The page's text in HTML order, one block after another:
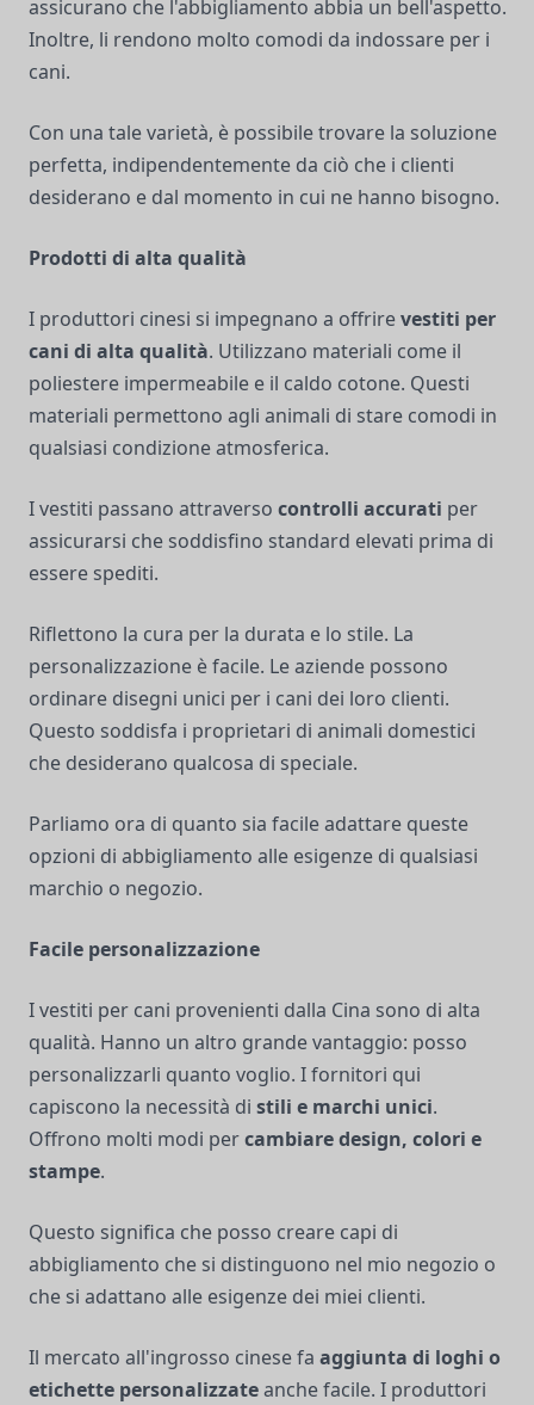
assicurano che l'abbigliamento abbia un bell'aspetto.
Inoltre, li rendono molto comodi da indossare per i
cani.
Con una tale varietà, è possibile trovare la soluzione
perfetta, indipendentemente da ciò che i clienti
desiderano e dal momento in cui ne hanno bisogno.
Prodotti di alta qualità
I produttori cinesi si impegnano a offrirevestiti per
cani di alta qualità. Utilizzano materiali come il
poliestere impermeabile e il caldo cotone. Questi
materiali permettono agli animali di stare comodi in
qualsiasi condizione atmosferica.
I vestiti passano attraverso controlli accurati per
assicurarsi che soddisfino standard elevati prima di
essere spediti.
Riflettono la cura per la durata e lo stile. La
personalizzazione è facile. Le aziende possono
ordinare disegni unici per i cani dei loro clienti.
Questo soddisfa i proprietari di animali domestici
che desiderano qualcosa di speciale.
Parliamo ora di quanto sia facile adattare queste
opzioni di abbigliamento alle esigenze di qualsiasi
marchio o negozio.
Facile personalizzazione
I vestiti per cani provenienti dalla Cina sono di alta
qualità. Hanno un altro grande vantaggio: posso
personalizzarli quanto voglio. I fornitori qui
capiscono la necessità di stili e marchi unici.
Offrono molti modi percambiare design, colori e
stampe.
Questo significa che posso creare capi di
abbigliamento che si distinguono nel mio negozio o
che si adattano alle esigenze dei miei clienti.
Il mercato all'ingrosso cinese fa aggiunta di loghi o
etichette personalizzateanche facile. I produttori